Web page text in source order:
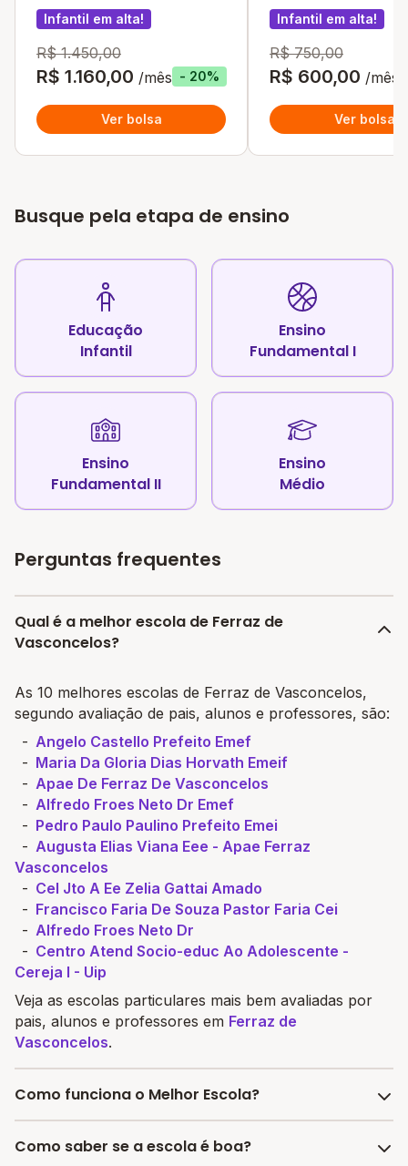
Infantil em alta!
R$ 1.450,00
R$ 1.160,00 /mês - 20%
Ver bolsa
Infantil em alta!
R$ 750,00
R$ 600,00 /mês
Ver bolsa
Busque pela etapa de ensino
Educação
Infantil
Ensino
Fundamental I
Ensino
Fundamental II
Ensino
Médio
Perguntas frequentes
Qual é a melhor escola de Ferraz de
Vasconcelos?
As 10 melhores escolas de Ferraz de Vasconcelos,
segundo avaliação de pais, alunos e professores, são:
Angelo Castello Prefeito Emef
Maria Da Gloria Dias Horvath Emeif
Apae De Ferraz De Vasconcelos
Alfredo Froes Neto Dr Emef
Pedro Paulo Paulino Prefeito Emei
Augusta Elias Viana Eee - Apae Ferraz
Vasconcelos
Cel Jto A Ee Zelia Gattai Amado
Francisco Faria De Souza Pastor Faria Cei
Alfredo Froes Neto Dr
Centro Atend Socio-educ Ao Adolescente -
Cereja I - Uip
Veja as escolas particulares mais bem avaliadas por
pais, alunos e professores em Ferraz de
Vasconcelos.
Como funciona o Melhor Escola?
O site Melhor Escola é o maior buscador de escolas
Como saber se a escola é boa?